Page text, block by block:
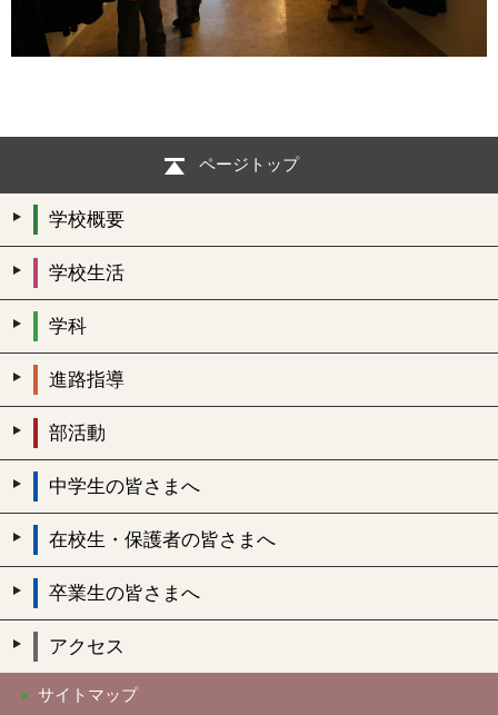
ページトップ
学校概要
学校生活
学科
進路指導
部活動
中学生の皆さまへ
在校生・保護者の皆さまへ
卒業生の皆さまへ
アクセス
サイトマップ